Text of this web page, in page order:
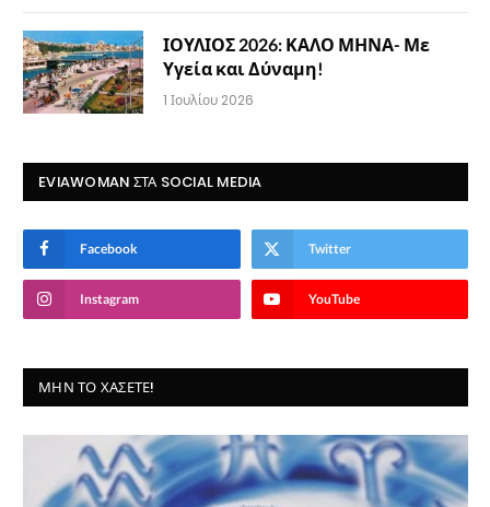
ΙΟΥΛΙΟΣ 2026: ΚΑΛΟ ΜΗΝΑ- Με
Υγεία και Δύναμη!
1 Ιουλίου 2026
EVIAWOMAN ΣΤΑ SOCIAL MEDIA
Facebook Twitter
Instagram YouTube
ΜΗΝ ΤΟ ΧΆΣΕΤΕ!